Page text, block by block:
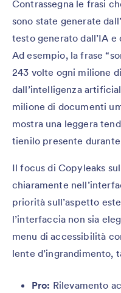
Contrassegna le frasi
sono state generate
testo generato dall’IA
Ad esempio, la frase
243 volte ogni milione
dall’intelligenza
milione di documenti
mostra una leggera
tienilo presente durante
Il focus di Copyleaks
chiaramente
priorità sull’aspetto
l’interfaccia non sia
menu di accessibilità
lente d’ingrandimento,
Pro: Rilevamento